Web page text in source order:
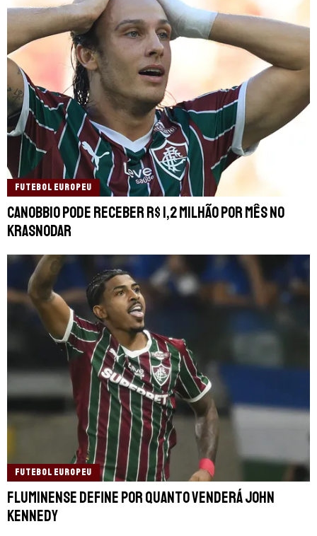
FUTEBOL EUROPEU
Canobbio pode receber R$ 1,2 milhão por mês no
Krasnodar
FUTEBOL EUROPEU
Fluminense define por quanto venderá John
Kennedy